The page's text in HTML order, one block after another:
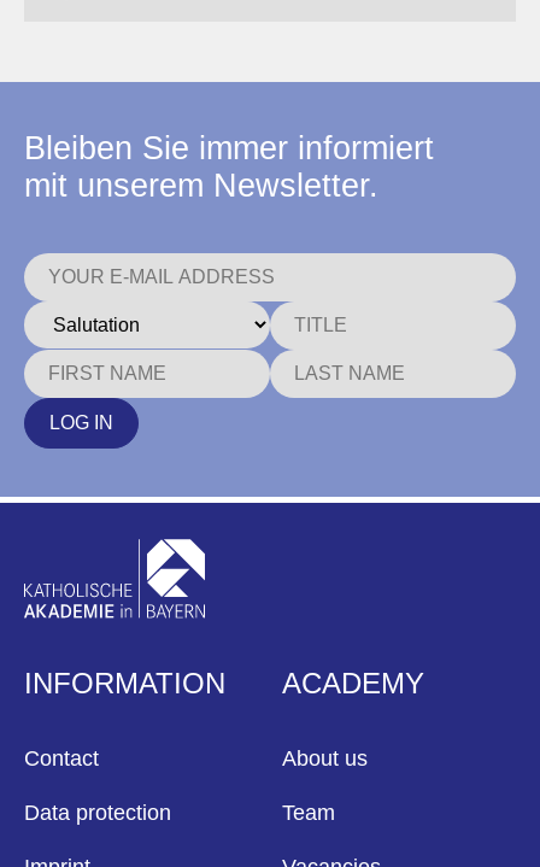
Bleiben Sie immer informiert
mit unserem Newsletter.
LOG IN
INFORMATION
Contact
Data protection
ACADEMY
About us
Team